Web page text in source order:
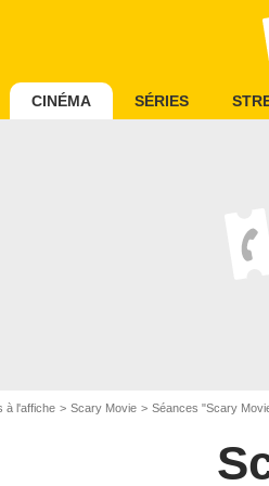
CINÉMA SÉRIES
à l'affiche Scary Movie Séances "Scary